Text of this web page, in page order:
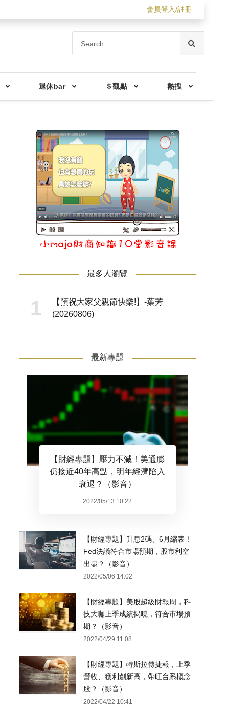
會員登入/註冊
退休bar ＄觀點 熱搜
最多人瀏覽
【預祝大家父親節快樂!】-葉芳
(20260806)
最新專題
【財經專題】壓力不減！美通膨
仍接近40年高點，明年經濟陷入
衰退？（影音）
2022/05/13 10:22
【財經專題】升息2碼、6月縮表！
Fed決議符合市場預期，股市利空
出盡？（影音）
2022/05/06 14:02
【財經專題】美股超級財報周，科
技大咖上季成績揭曉，符合市場預
期？（影音）
2022/04/29 11:08
【財經專題】特斯拉傳捷報，上季
營收、獲利創新高，帶旺台系概念
股？（影音）
2022/04/22 10:41